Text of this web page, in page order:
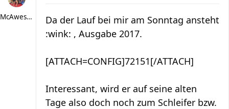
McAwesome
Da der Lauf bei mir am Sonntag ansteht
:wink: , Ausgabe 2017.
[ATTACH=CONFIG]72151[/ATTACH]
Interessant, wird er auf seine alten
Tage also doch noch zum Schleifer bzw.